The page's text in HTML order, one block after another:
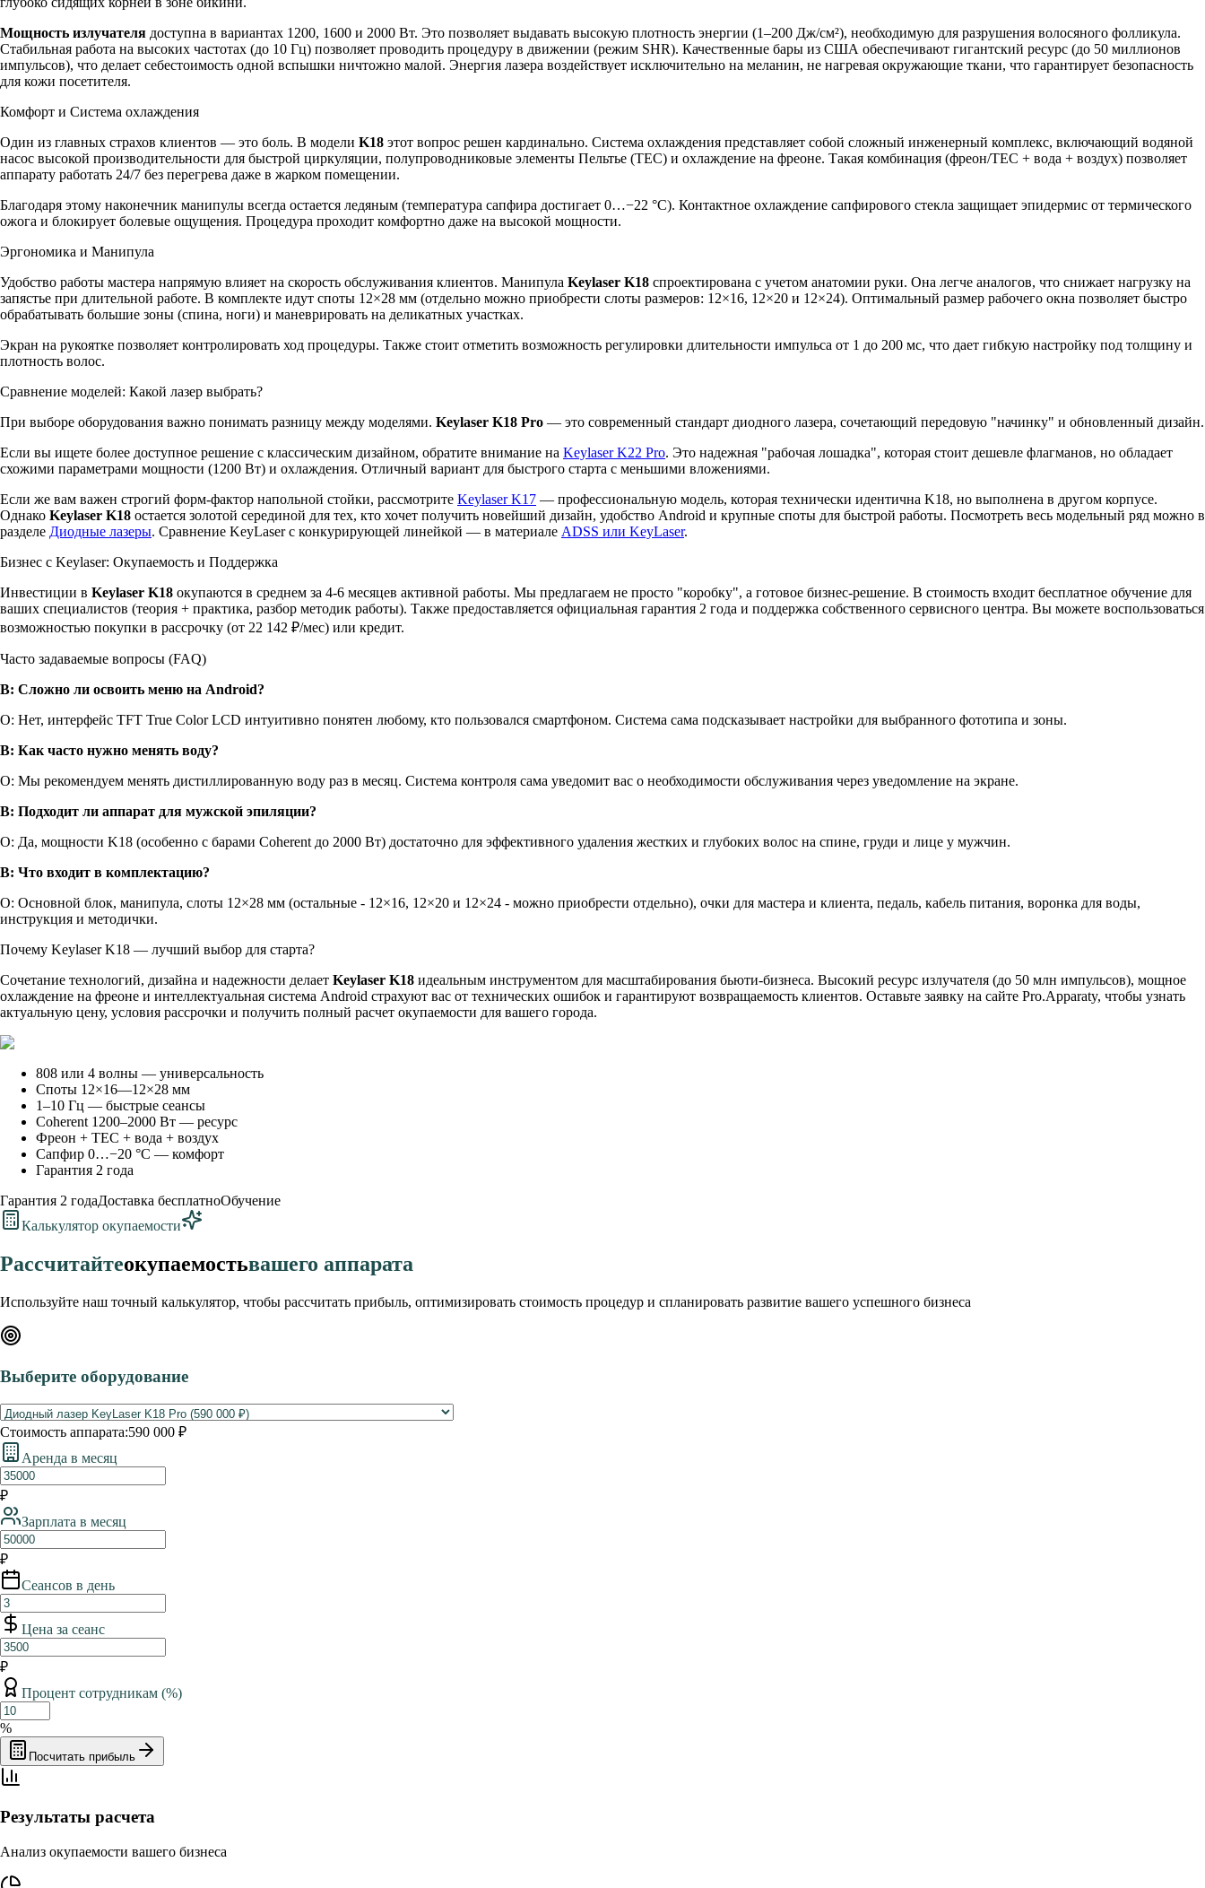
Мощность излучателя доступна в вариантах 1200, 1600 и 2000 Вт. Это позволяет выдавать высокую плотность энергии (1–200 Дж/см²), необходимую для разрушения волосяного фолликула.
Стабильная работа на высоких частотах (до 10 Гц) позволяет проводить процедуру в движении (режим SHR). Качественные бары из США обеспечивают гигантский ресурс (до 50 миллионов
импульсов), что делает себестоимость одной вспышки ничтожно малой. Энергия лазера воздействует исключительно на меланин, не нагревая окружающие ткани, что гарантирует безопасность
для кожи посетителя.
Комфорт и Система охлаждения
Один из главных страхов клиентов — это боль. В модели K18 этот вопрос решен кардинально. Система охлаждения представляет собой сложный инженерный комплекс, включающий водяной
насос высокой производительности для быстрой циркуляции, полупроводниковые элементы Пельтье (TEC) и охлаждение на фреоне. Такая комбинация (фреон/TEC + вода + воздух) позволяет
аппарату работать 24/7 без перегрева даже в жарком помещении.
Благодаря этому наконечник манипулы всегда остается ледяным (температура сапфира достигает 0…−22 °C). Контактное охлаждение сапфирового стекла защищает эпидермис от термического
ожога и блокирует болевые ощущения. Процедура проходит комфортно даже на высокой мощности.
Эргономика и Манипула
Удобство работы мастера напрямую влияет на скорость обслуживания клиентов. Манипула Keylaser K18 спроектирована с учетом анатомии руки. Она легче аналогов, что снижает нагрузку на
запястье при длительной работе. В комплекте идут споты 12×28 мм (отдельно можно приобрести слоты размеров: 12×16, 12×20 и 12×24). Оптимальный размер рабочего окна позволяет быстро
обрабатывать большие зоны (спина, ноги) и маневрировать на деликатных участках.
Экран на рукоятке позволяет контролировать ход процедуры. Также стоит отметить возможность регулировки длительности импульса от 1 до 200 мс, что дает гибкую настройку под толщину и
плотность волос.
Сравнение моделей: Какой лазер выбрать?
При выборе оборудования важно понимать разницу между моделями. Keylaser K18 Pro — это современный стандарт диодного лазера, сочетающий передовую "начинку" и обновленный дизайн.
Если вы ищете более доступное решение с классическим дизайном, обратите внимание на Keylaser K22 Pro. Это надежная "рабочая лошадка", которая стоит дешевле флагманов, но обладает
схожими параметрами мощности (1200 Вт) и охлаждения. Отличный вариант для быстрого старта с меньшими вложениями.
Если же вам важен строгий форм-фактор напольной стойки, рассмотрите Keylaser K17 — профессиональную модель, которая технически идентична K18, но выполнена в другом корпусе.
Однако Keylaser K18 остается золотой серединой для тех, кто хочет получить новейший дизайн, удобство Android и крупные споты для быстрой работы. Посмотреть весь модельный ряд можно в
разделе Диодные лазеры. Сравнение KeyLaser с конкурирующей линейкой — в материале ADSS или KeyLaser.
Бизнес с Keylaser: Окупаемость и Поддержка
Инвестиции в Keylaser K18 окупаются в среднем за 4-6 месяцев активной работы. Мы предлагаем не просто "коробку", а готовое бизнес-решение. В стоимость входит бесплатное обучение для
ваших специалистов (теория + практика, разбор методик работы). Также предоставляется официальная гарантия 2 года и поддержка собственного сервисного центра. Вы можете воспользоваться
возможностью покупки в рассрочку (от 22 142 ₽/мес) или кредит.
Часто задаваемые вопросы (FAQ)
В: Сложно ли освоить меню на Android?
О: Нет, интерфейс TFT True Color LCD интуитивно понятен любому, кто пользовался смартфоном. Система сама подсказывает настройки для выбранного фототипа и зоны.
В: Как часто нужно менять воду?
О: Мы рекомендуем менять дистиллированную воду раз в месяц. Система контроля сама уведомит вас о необходимости обслуживания через уведомление на экране.
В: Подходит ли аппарат для мужской эпиляции?
О: Да, мощности K18 (особенно с барами Coherent до 2000 Вт) достаточно для эффективного удаления жестких и глубоких волос на спине, груди и лице у мужчин.
В: Что входит в комплектацию?
О: Основной блок, манипула, слоты 12×28 мм (остальные - 12×16, 12×20 и 12×24 - можно приобрести отдельно), очки для мастера и клиента, педаль, кабель питания, воронка для воды,
инструкция и методички.
Почему Keylaser K18 — лучший выбор для старта?
Сочетание технологий, дизайна и надежности делает Keylaser K18 идеальным инструментом для масштабирования бьюти-бизнеса. Высокий ресурс излучателя (до 50 млн импульсов), мощное
охлаждение на фреоне и интеллектуальная система Android страхуют вас от технических ошибок и гарантируют возвращаемость клиентов. Оставьте заявку на сайте Pro.Apparaty, чтобы узнать
актуальную цену, условия рассрочки и получить полный расчет окупаемости для вашего города.
808 или 4 волны — универсальность
Споты 12×16—12×28 мм
1–10 Гц — быстрые сеансы
Coherent 1200–2000 Вт — ресурс
Фреон + TEC + вода + воздух
Сапфир 0…−20 °C — комфорт
Гарантия 2 года
Гарантия 2 годаДоставка бесплатноОбучение
Калькулятор окупаемости
Рассчитайтеокупаемостьвашего аппарата
Используйте наш точный калькулятор, чтобы рассчитать прибыль, оптимизировать стоимость процедур и спланировать развитие вашего успешного бизнеса
Выберите оборудование
Стоимость аппарата:590 000 ₽
Аренда в месяц
₽
Зарплата в месяц
₽
Сеансов в день
Цена за сеанс
₽
Процент сотрудникам (%)
%
Посчитать прибыль
Результаты расчета
Анализ окупаемости вашего бизнеса